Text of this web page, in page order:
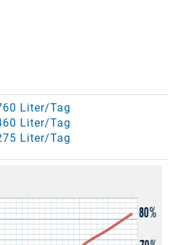
Liter/Tag
Liter/Tag
Liter/Tag